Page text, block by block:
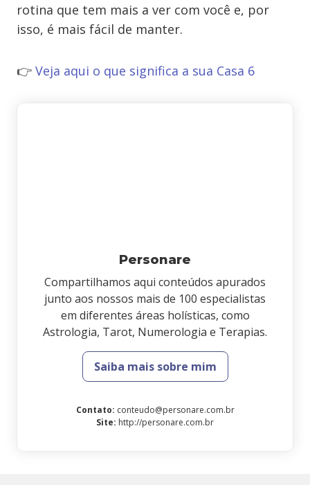
rotina que tem mais a ver com você e, por
isso, é mais fácil de manter.
👉 Veja aqui o que significa a sua Casa 6
Personare
Compartilhamos aqui conteúdos apurados
junto aos nossos mais de 100 especialistas
em diferentes áreas holísticas, como
Astrologia, Tarot, Numerologia e Terapias.
Saiba mais sobre mim
Contato: conteudo@personare.com.br
Site: http://personare.com.br